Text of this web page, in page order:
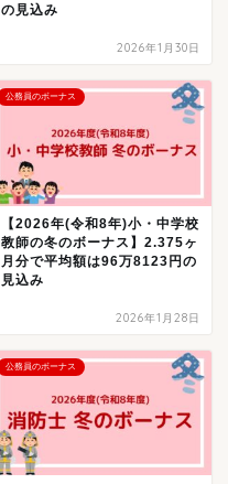
の見込み
2026年1月30日
公務員のボーナス
【2026年(令和8年)小・中学校
教師の冬のボーナス】2.375ヶ
月分で平均額は96万8123円の
見込み
2026年1月28日
公務員のボーナス